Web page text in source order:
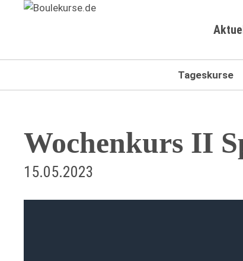
Tageskurse
Wochenkurs II
15.05.2023